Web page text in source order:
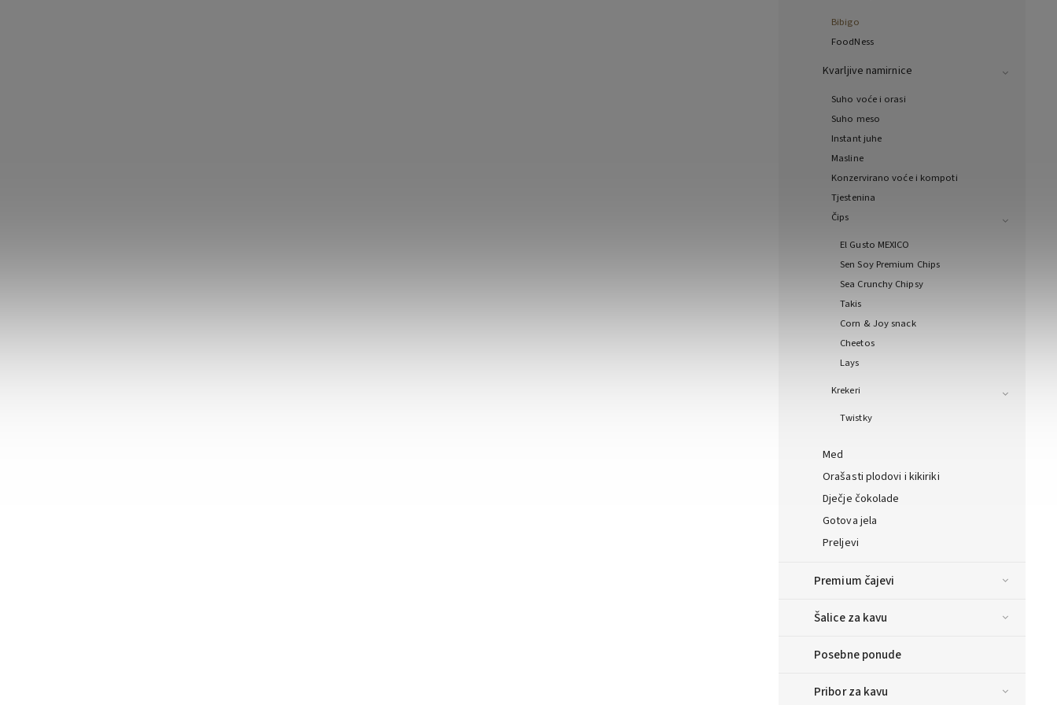
Bibigo
FoodNess
Kvarljive namirnice
Suho voće i orasi
Suho meso
Instant juhe
Masline
Konzervirano voće i kompoti
Tjestenina
Čips
El Gusto MEXICO
Sen Soy Premium Chips
Sea Crunchy Chipsy
Takis
Corn & Joy snack
Cheetos
Lays
Krekeri
Twistky
Med
Orašasti plodovi i kikiriki
Dječje čokolade
Gotova jela
Preljevi
Premium čajevi
Šalice za kavu
Posebne ponude
Pribor za kavu